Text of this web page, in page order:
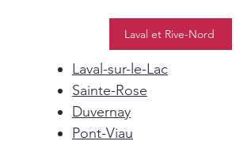
Laval et Rive-Nord
Laval-sur-le-Lac
Sainte-Rose
Duvernay
Pont-Viau